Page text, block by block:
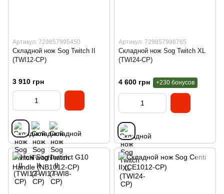
Артикул: 729857995450
Складной нож Sog Twitch II
(TWI12-CP)
3 910 грн
Артикул: 729857998765
Складной нож Sog Twitch XL
(TWI24-CP)
4 600 грн +230 бонусов